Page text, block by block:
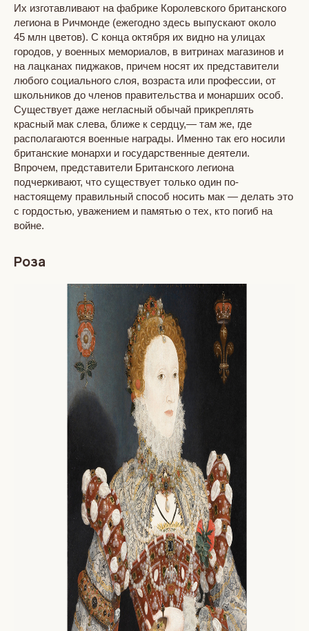
Их изготавливают на фабрике Королевского британского
легиона в Ричмонде (ежегодно здесь выпускают около
45 млн цветов). С конца октября их видно на улицах
городов, у военных мемориалов, в витринах магазинов и
на лацканах пиджаков, причем носят их представители
любого социального слоя, возраста или профессии, от
школьников до членов правительства и монарших особ.
Существует даже негласный обычай прикреплять
красный мак слева, ближе к сердцу,— там же, где
располагаются военные награды. Именно так его носили
британские монархи и государственные деятели.
Впрочем, представители Британского легиона
подчеркивают, что существует только один по-
настоящему правильный способ носить мак — делать это
с гордостью, уважением и памятью о тех, кто погиб на
войне.
Роза